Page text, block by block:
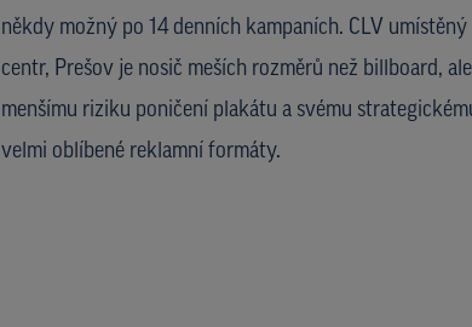
někdy možný po 14 denních kampaních. CLV
centr, Prešov je nosič meších rozměrů než billboard,
menšímu riziku poničení plakátu a svému
velmi oblíbené reklamní formáty.